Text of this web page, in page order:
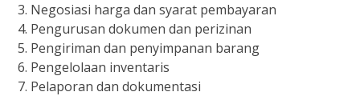
3. Negosiasi harga dan syarat pembayaran
4. Pengurusan dokumen dan perizinan
5. Pengiriman dan penyimpanan barang
6. Pengelolaan inventaris
7. Pelaporan dan dokumentasi